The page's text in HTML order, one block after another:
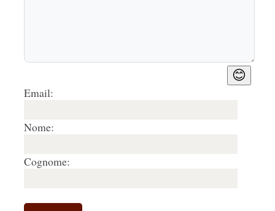
😊
Email:
Nome:
Cognome: